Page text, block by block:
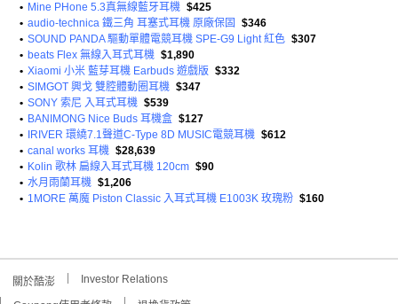
• Mine PHone 5.3真無線藍牙耳機 $425
• audio-technica 鐵三角 耳塞式耳機 原廠保固
$346
• SOUND PANDA 驅動單體電競耳機 SPE-G9 Light 紅色 $307
• beats Flex 無線入耳式耳機 $1,890
• Xiaomi 小米 藍芽耳機 Earbuds 遊戲版 $332
• SIMGOT 興戈 雙腔體動圈耳機 $347
• SONY 索尼 入耳式耳機 $539
• BANIMONG Nice Buds 耳機盒 $127
•
IRIVER 環繞7.1聲道C-Type 8D MUSIC電競耳機 $612
• canal works 耳機 $28,639
• Kolin 歌林 扁線入耳式耳機 120cm $90
• 水月雨蘭耳機 $1,206
• 1MORE 萬魔 Piston Classic 入耳式耳機 E1003K 玫瑰粉 $160
關於酷澎 Investor Relations